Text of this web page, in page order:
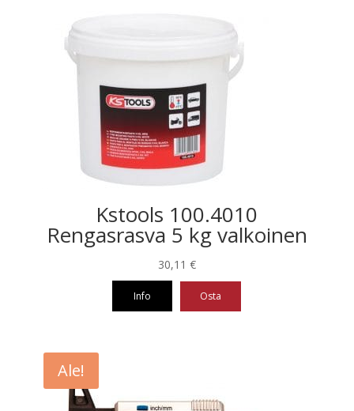
Kstools 100.4010
Rengasrasva 5 kg valkoinen
30,11 €
Info Osta
Ale!